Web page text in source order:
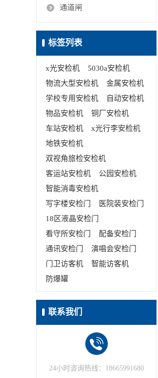
通道闸
标签列表
x光安检机
5030a安检机
物流大型安检机
金属安检机
学校专用安检机
自动安检机
物品安检机
铜厂安检机
车站安检机
x光行李安检机
地铁安检机
双视角旅检安检机
客运站安检机
公园安检机
智能消毒安检机
写字楼安检门
医院装安检门
18区液晶安检门
看守所安检门
配备安检门
通讯安检门
演唱会安检门
门卫访客机
智能访客机
防爆罐
联系我们
24小时咨询热线：18665991680